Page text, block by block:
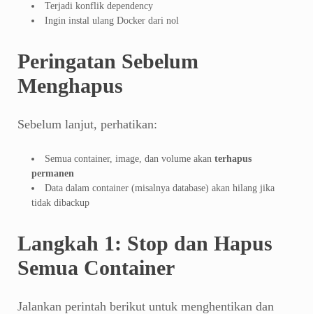
Terjadi konflik dependency
Ingin instal ulang Docker dari nol
Peringatan Sebelum
Menghapus
Sebelum lanjut, perhatikan:
Semua container, image, dan volume akan terhapus
permanen
Data dalam container (misalnya database) akan hilang jika
tidak dibackup
Langkah 1: Stop dan Hapus
Semua Container
Jalankan perintah berikut untuk menghentikan dan